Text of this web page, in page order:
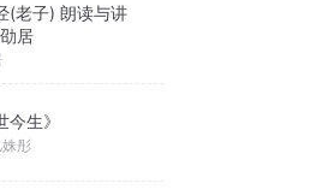
(老子) 朗读与讲
居
今生》
彤